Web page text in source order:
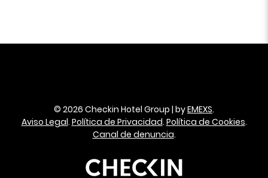
© 2026 Checkin Hotel Group | byEMEXS.
Aviso Legal. Política de Privacidad. Política de Cookies.
Canal de denuncia.